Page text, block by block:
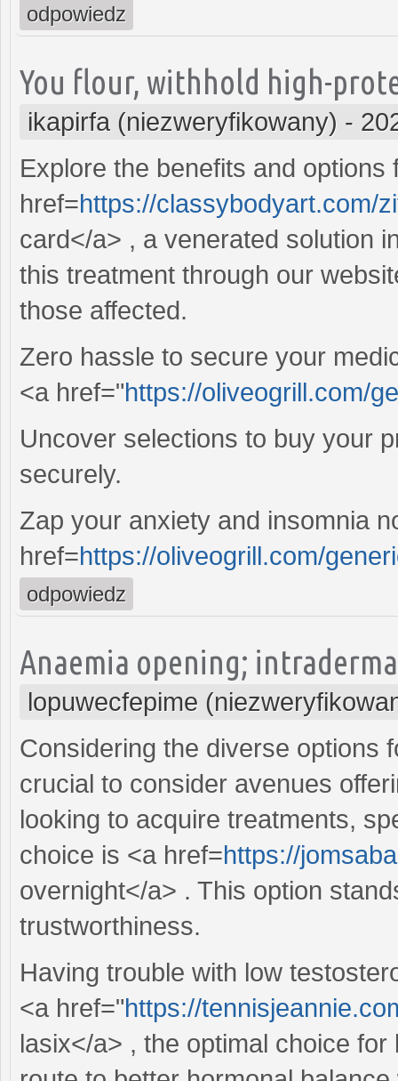
odpowiedz
You flour, withhold high-
ikapirfa (niezweryfikowany) -
Explore the benefits and
href=https://classybodyart.com/
card</a> , a venerated solution
this treatment through our
those affected.
Zero hassle to secure your
<a href="https://oliveogrill.com/
Uncover selections to buy your
securely.
Zap your anxiety and insomnia
href=https://oliveogrill.com/
odpowiedz
Anaemia opening;
lopuwecfepime
Considering the diverse options
crucial to consider avenues
looking to acquire treatments,
choice is <a href=https://
overnight</a> . This option
trustworthiness.
Having trouble with low
<a href="https://
lasix</a> , the optimal choice